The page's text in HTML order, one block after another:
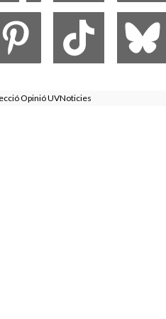
Opinió UVNoticies